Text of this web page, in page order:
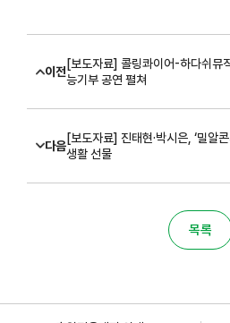
이전
[보도자료] 콜링콰이어-하다쉬뮤
능기부 공연 펼쳐
다음
[보도자료] 진태현·박시은, ‘밀알
생활 선물
목록